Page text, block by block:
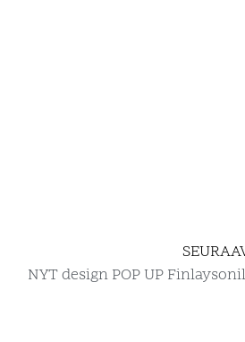
NYT design POP UP